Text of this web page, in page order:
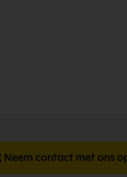
Neem contact met ons